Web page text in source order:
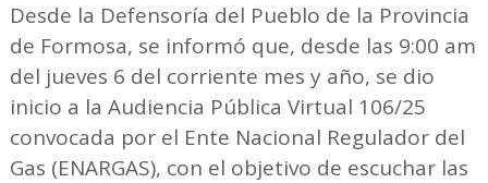
Desde la Defensoría del Pueblo de la Provincia
de Formosa, se informó que, desde las 9:00 am
del jueves 6 del corriente mes y año, se dio
inicio a la Audiencia Pública Virtual 106/25
convocada por el Ente Nacional Regulador del
Gas (ENARGAS), con el objetivo de escuchar las